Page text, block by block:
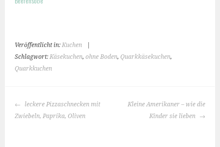
Veröffentlicht in:Kuchen
Schlagwort:Käsekuchen,ohne Boden,Quarkkäsekuchen,
Quarkkuchen
BEITRAGS-
NAVIGATION
leckere Pizzaschnecken mit
Zwiebeln, Paprika, Oliven
Kleine Amerikaner – wie die
Kinder sie lieben